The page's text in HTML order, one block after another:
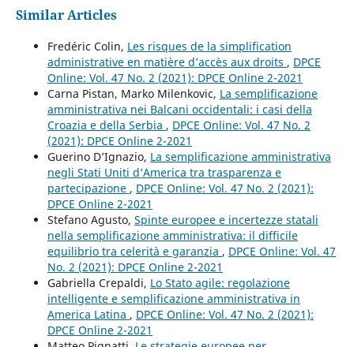
Similar Articles
Fredéric Colin, Les risques de la simplification
administrative en matière d’accès aux droits , DPCE
Online: Vol. 47 No. 2 (2021): DPCE Online 2-2021
Carna Pistan, Marko Milenkovic, La semplificazione
amministrativa nei Balcani occidentali: i casi della
Croazia e della Serbia , DPCE Online: Vol. 47 No. 2
(2021): DPCE Online 2-2021
Guerino D’Ignazio, La semplificazione amministrativa
negli Stati Uniti d’America tra trasparenza e
partecipazione , DPCE Online: Vol. 47 No. 2 (2021):
DPCE Online 2-2021
Stefano Agusto, Spinte europee e incertezze statali
nella semplificazione amministrativa: il difficile
equilibrio tra celerità e garanzia , DPCE Online: Vol. 47
No. 2 (2021): DPCE Online 2-2021
Gabriella Crepaldi, Lo Stato agile: regolazione
intelligente e semplificazione amministrativa in
America Latina , DPCE Online: Vol. 47 No. 2 (2021):
DPCE Online 2-2021